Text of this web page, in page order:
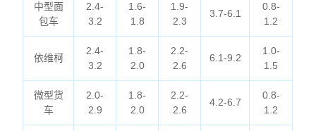
中型面
包车
2.4-
3.2
1.6-
1.8
1.9-
2.3
3.7-6.1
0.8-
1.2
依维柯
2.4-
3.2
1.8-
2.0
2.2-
2.6
6.1-9.2
1.0-
1.5
微型货
车
2.0-
2.9
1.8-
2.0
2.2-
2.6
4.2-6.7
0.8-
1.2